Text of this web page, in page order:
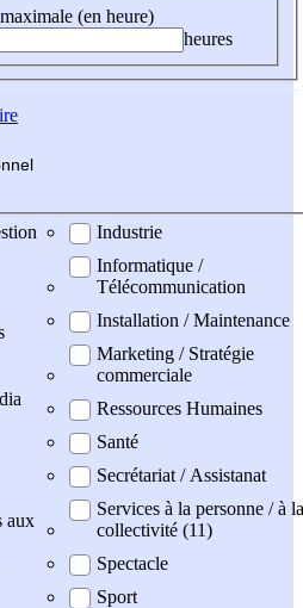
(en heure)
heures
aux
Industrie
Informatique /
Télécommunication
Installation / Maintenance
Marketing / Stratégie
commerciale
Ressources Humaines
Santé
Secrétariat / Assistanat
Services à la personne / à la
collectivité (11)
Spectacle
Sport